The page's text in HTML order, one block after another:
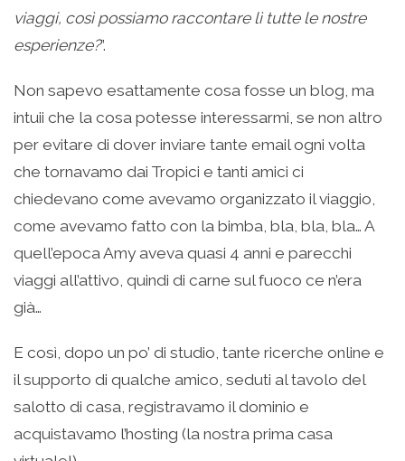
viaggi, così possiamo raccontare lì tutte le nostre
esperienze?”.
Non sapevo esattamente cosa fosse un blog, ma
intuii che la cosa potesse interessarmi, se non altro
per evitare di dover inviare tante email ogni volta
che tornavamo dai Tropici e tanti amici ci
chiedevano come avevamo organizzato il viaggio,
come avevamo fatto con la bimba, bla, bla, bla… A
quell’epoca Amy aveva quasi 4 anni e parecchi
viaggi all’attivo, quindi di carne sul fuoco ce n’era
già…
E così, dopo un po’ di studio, tante ricerche online e
il supporto di qualche amico, seduti al tavolo del
salotto di casa, registravamo il dominio e
acquistavamo l’hosting (la nostra prima casa